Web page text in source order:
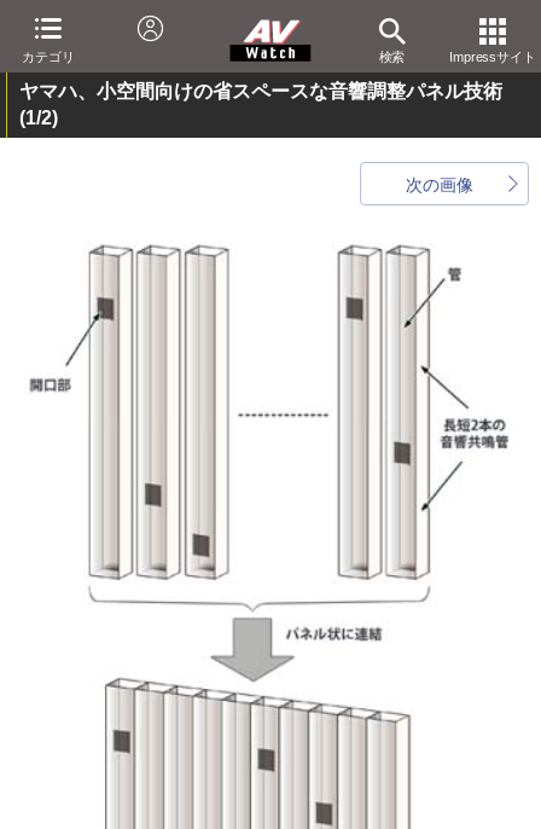
カテゴリ 検索 Impressサイト
ヤマハ、小空間向けの省スペースな音響調整パネル技術
(1/2)
次の画像